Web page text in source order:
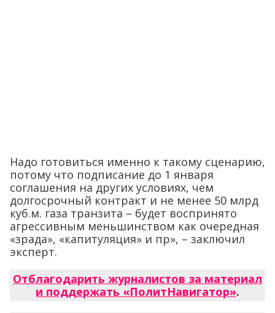
Надо готовиться именно к такому сценарию,
потому что подписание до 1 января
соглашения на других условиях, чем
долгосрочный контракт и не менее 50 млрд
куб.м. газа транзита – будет воспринято
агрессивным меньшинством как очередная
«зрада», «капитуляция» и пр», – заключил
эксперт.
Отблагодарить журналистов за материал
и поддержать «ПолитНавигатор».